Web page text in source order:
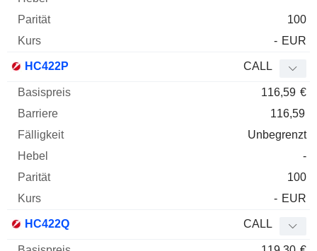
100
- EUR
HC422P CALL
116,59 €
116,59
Unbegrenzt
-
100
- EUR
HC422Q CALL